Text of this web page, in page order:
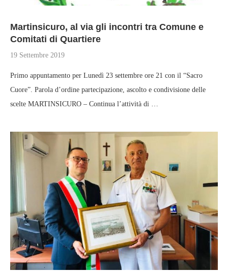
Martinsicuro, al via gli incontri tra Comune e
Comitati di Quartiere
19 Settembre 2019
Primo appuntamento per Lunedì 23 settembre ore 21 con il “Sacro
Cuore”. Parola d’ordine partecipazione, ascolto e condivisione delle
scelte MARTINSICURO – Continua l’attività di …